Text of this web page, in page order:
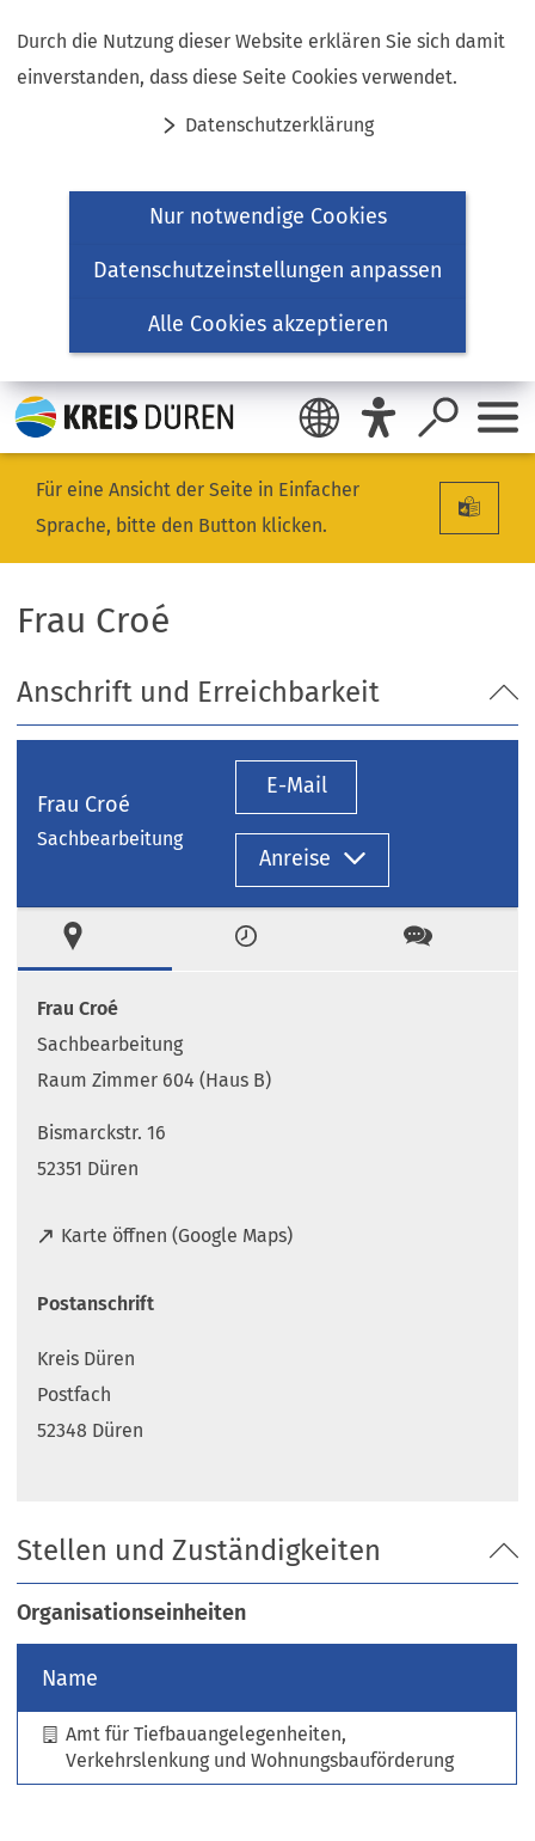
Durch die Nutzung dieser Website erklären Sie sich damit
einverstanden, dass diese Seite Cookies verwendet.
Datenschutzerklärung
Nur notwendige Cookies
Datenschutzeinstellungen anpassen
Alle Cookies akzeptieren
Inhalt anspringen
Für eine Ansicht der Seite in Einfacher
Sprache, bitte den Button klicken.
Frau Croé
Anschrift und Erreichbarkeit
Frau Croé
Sachbearbeitung
E-Mail
Anreise
Zeiten Kontakt
Frau Croé
Sachbearbeitung
Raum Zimmer 604 (Haus B)
Bismarckstr. 16
52351 Düren
Karte öffnen (Google Maps)
(
f
e
t
i
e
m
n
e
e
n
T
b
Postanschrift
Kreis Düren
Postfach
52348 Düren
Stellen und Zuständigkeiten
Organisationseinheiten
Name
Amt für Tiefbauangelegenheiten,
Verkehrslenkung und Wohnungsbauförderung